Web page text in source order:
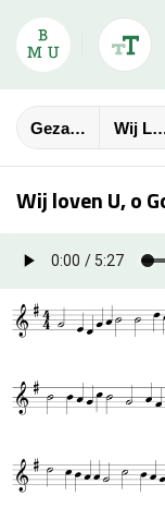
Gezangbundels
Wij
Wij loven U, o